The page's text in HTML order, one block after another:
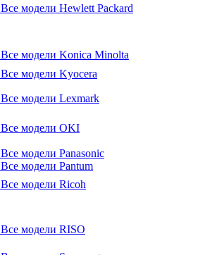
Все модели Hewlett Packard
Все модели Konica Minolta
Все модели Kyocera
Все модели Lexmark
Все модели OKI
Все модели Panasonic
Все модели Pantum
Все модели Ricoh
Все модели RISO